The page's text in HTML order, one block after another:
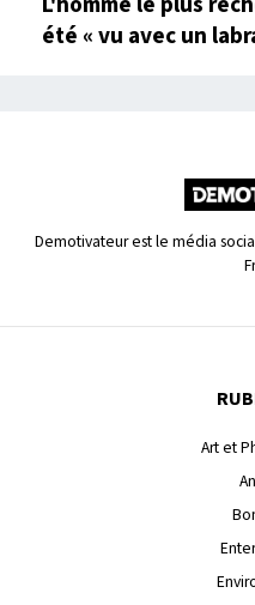
été « vu avec un
Demotivateur est le média
Art et